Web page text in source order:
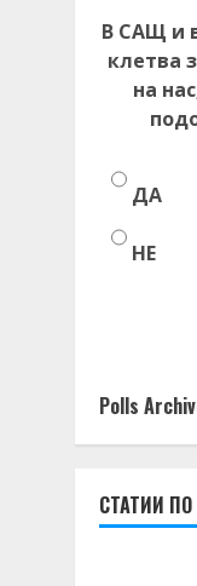
В САЩ и
клетва
на
ДА
НЕ
Polls
СТАТИИ